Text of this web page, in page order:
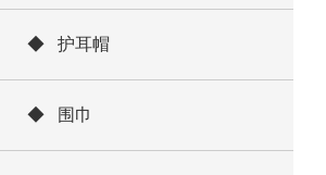
◆ 护耳帽
◆ 围巾